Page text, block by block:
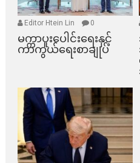
Editor Htein Lin 0
မက္ကာပူးပေါင်းရေးနှင့်
ကာကွယ်ရေးစာချုပ်